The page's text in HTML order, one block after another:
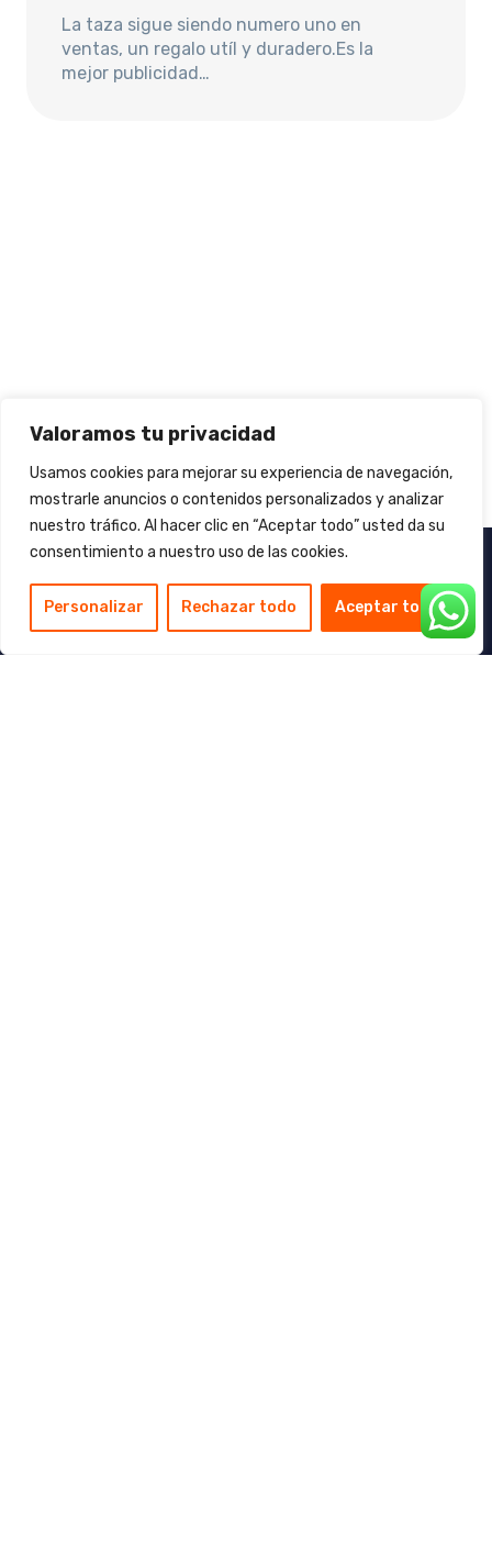
Valoramos tu privacidad
Usamos cookies para mejorar su experiencia de navegación,
mostrarle anuncios o contenidos personalizados y analizar
nuestro tráfico. Al hacer clic en “Aceptar todo” usted da su
consentimiento a nuestro uso de las cookies.
Personalizar Rechazar todo Aceptar todo
La taza sigue siendo numero uno en
ventas, un regalo utíl y duradero.Es la
mejor publicidad…